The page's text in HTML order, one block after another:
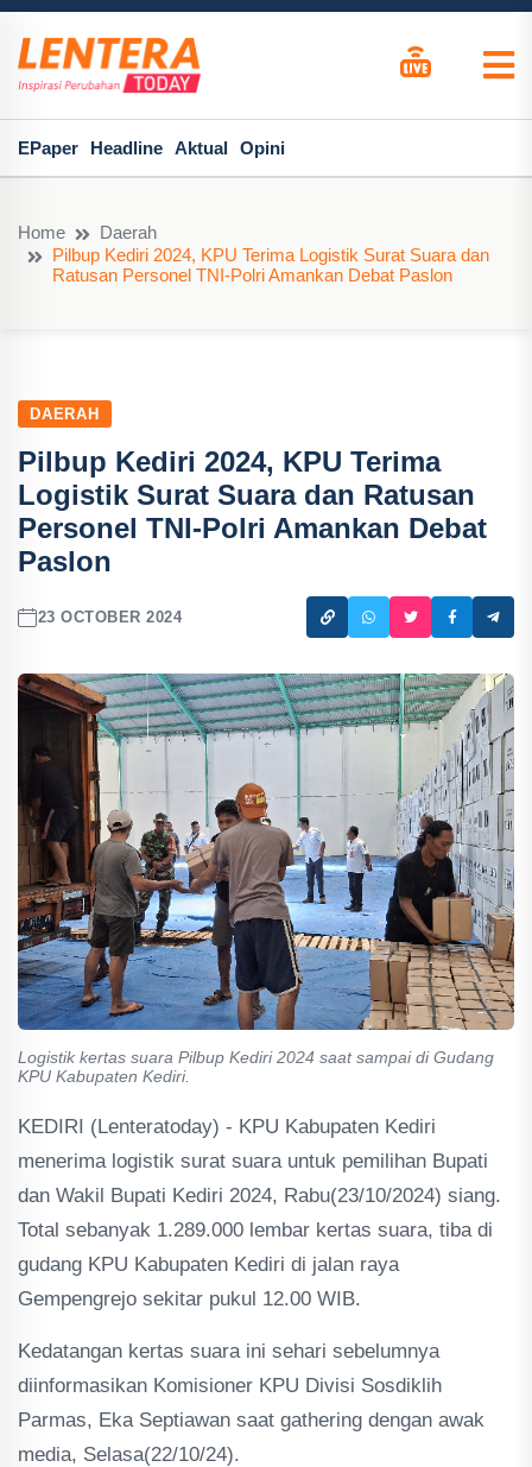
EPaper Headline Aktual Opini
Home
Daerah
Pilbup Kediri 2024, KPU Terima Logistik Surat Suara dan
Ratusan Personel TNI-Polri Amankan Debat Paslon
DAERAH
Pilbup Kediri 2024, KPU Terima
Logistik Surat Suara dan Ratusan
Personel TNI-Polri Amankan Debat
Paslon
23 OCTOBER 2024
Logistik kertas suara Pilbup Kediri 2024 saat sampai di Gudang
KPU Kabupaten Kediri.
KEDIRI (Lenteratoday) - KPU Kabupaten Kediri
menerima logistik surat suara untuk pemilihan Bupati
dan Wakil Bupati Kediri 2024, Rabu(23/10/2024) siang.
Total sebanyak 1.289.000 lembar kertas suara, tiba di
gudang KPU Kabupaten Kediri di jalan raya
Gempengrejo sekitar pukul 12.00 WIB.
Kedatangan kertas suara ini sehari sebelumnya
diinformasikan Komisioner KPU Divisi Sosdiklih
Parmas, Eka Septiawan saat gathering dengan awak
media, Selasa(22/10/24).